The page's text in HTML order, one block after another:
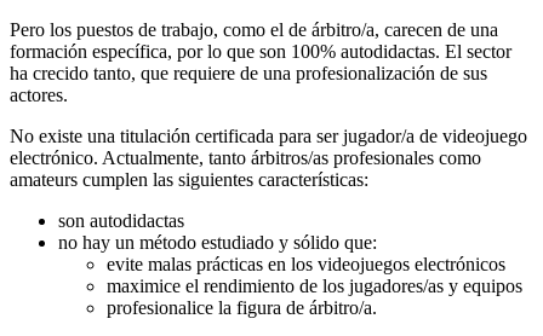
Pero los puestos de trabajo, como el de árbitro/a, carecen de una
formación específica, por lo que son 100% autodidactas. El sector
ha crecido tanto, que requiere de una profesionalización de sus
actores.
No existe una titulación certificada para ser jugador/a de videojuego
electrónico. Actualmente, tanto árbitros/as profesionales como
amateurs cumplen las siguientes características:
son autodidactas
no hay un método estudiado y sólido que:
evite malas prácticas en los videojuegos electrónicos
maximice el rendimiento de los jugadores/as y equipos
profesionalice la figura de árbitro/a.